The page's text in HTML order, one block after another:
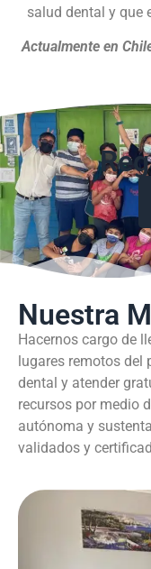
salud dental y que
Actualmente en
Nuestra
Hacernos cargo de
lugares remotos del
dental y atender
recursos por medio
autónoma y
validados y